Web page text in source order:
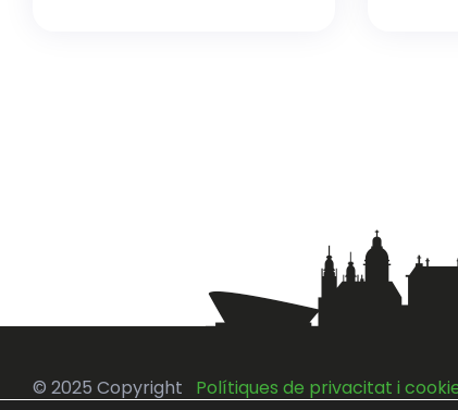
© 2025 Copyright Polítiques de privacitat i